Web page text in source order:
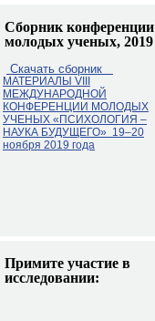
Сборник конференции
молодых ученых, 2019
Скачать сборник
МАТЕРИАЛЫ VIII
МЕЖДУНАРОДНОЙ
КОНФЕРЕНЦИИ МОЛОДЫХ
УЧЕНЫХ «ПСИХОЛОГИЯ –
НАУКА БУДУЩЕГО» 19–20
ноября 2019 года
Примите участие в
исследовании: